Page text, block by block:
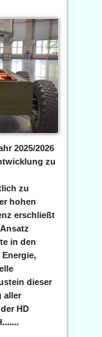
2025/2026
zu
zu
hohen
erschließt
in den
Energie,
dieser
aller
HD